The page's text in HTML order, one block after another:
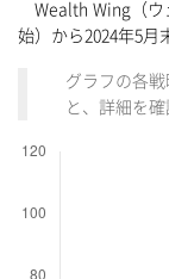
Wealth Wing（ウ
始）から2024年5月
グラフの各
と、詳細を